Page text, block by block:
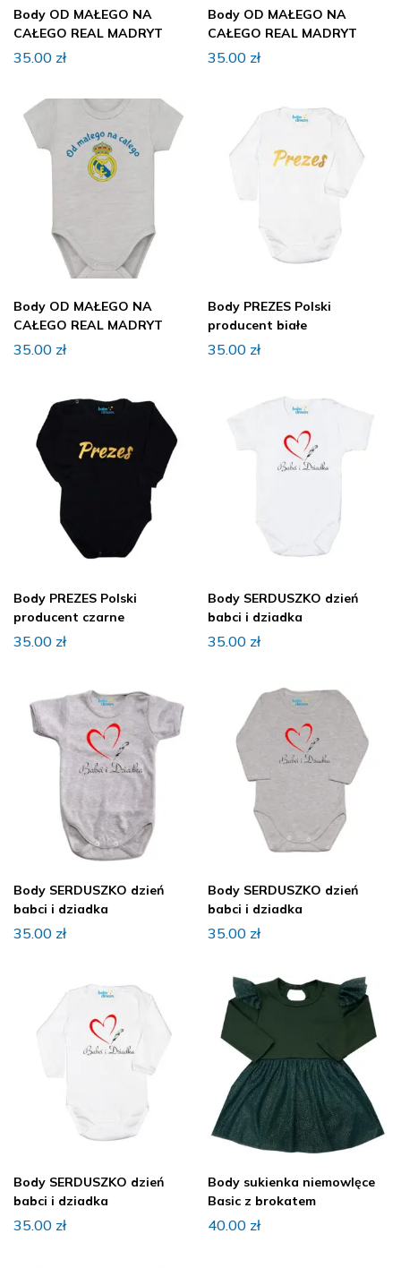
Body OD MAŁEGO NA
CAŁEGO REAL MADRYT
35.00 zł
Body OD MAŁEGO NA
CAŁEGO REAL MADRYT
35.00 zł
Body OD MAŁEGO NA
CAŁEGO REAL MADRYT
35.00 zł
Body PREZES Polski
producent białe
35.00 zł
Body PREZES Polski
producent czarne
35.00 zł
Body SERDUSZKO dzień
babci i dziadka
35.00 zł
Body SERDUSZKO dzień
babci i dziadka
35.00 zł
Body SERDUSZKO dzień
babci i dziadka
35.00 zł
Body SERDUSZKO dzień
babci i dziadka
35.00 zł
Body sukienka niemowlęce
Basic z brokatem
40.00 zł